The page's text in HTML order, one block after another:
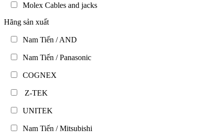
Molex Cables and jacks
Hãng sản xuất
Nam Tiến / AND
Nam Tiến / Panasonic
COGNEX
Z-TEK
UNITEK
Nam Tiến / Mitsubishi